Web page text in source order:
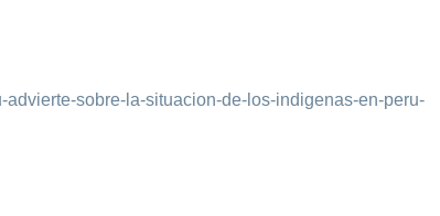
sobre-la-situacion-de-los-indigenas-en-peru-